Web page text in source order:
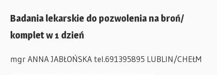
Badania lekarskie do pozwolenia na broń/
komplet w 1 dzień
mgr ANNA JABŁOŃSKA tel.691395895 LUBLIN/CHEŁM